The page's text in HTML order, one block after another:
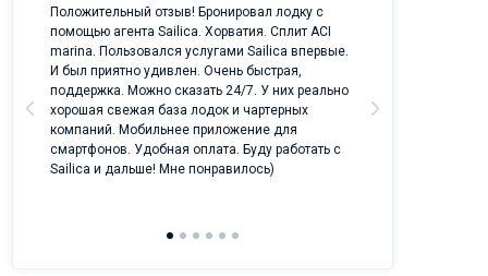
Положительный отзыв! Бронировал лодку с
помощью агента Sailica. Хорватия. Сплит ACI
marina. Пользовался услугами Sailica впервые.
И был приятно удивлен. Очень быстрая,
поддержка. Можно сказать 24/7. У них реально
хорошая свежая база лодок и чартерных
компаний. Мобильнее приложение для
смартфонов. Удобная оплата. Буду работать с
Sailica и дальше! Мне понравилось)